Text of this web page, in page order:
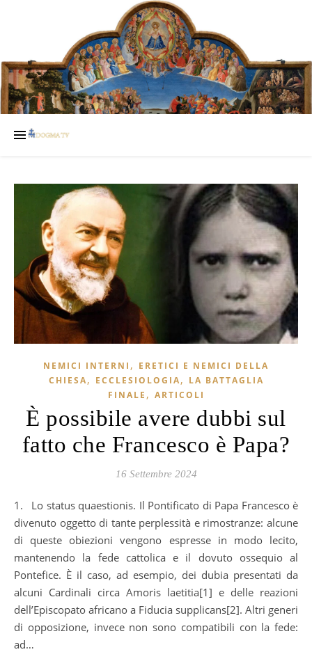
NEMICI INTERNI , ERETICI E NEMICI DELLA
CHIESA, ECCLESIOLOGIA, LA BATTAGLIA
FINALE , ARTICOLI
È possibile avere dubbi sul
fatto che Francesco è Papa?
16 Settembre 2024
1. Lo status quaestionis. Il Pontificato di Papa Francesco è
divenuto oggetto di tante perplessità e rimostranze: alcune
di queste obiezioni vengono espresse in modo lecito,
mantenendo la fede cattolica e il dovuto ossequio al
Pontefice. È il caso, ad esempio, dei dubia presentati da
alcuni Cardinali circa Amoris laetitia[1] e delle reazioni
dell’Episcopato africano a Fiducia supplicans[2]. Altri generi
di opposizione, invece non sono compatibili con la fede:
ad…